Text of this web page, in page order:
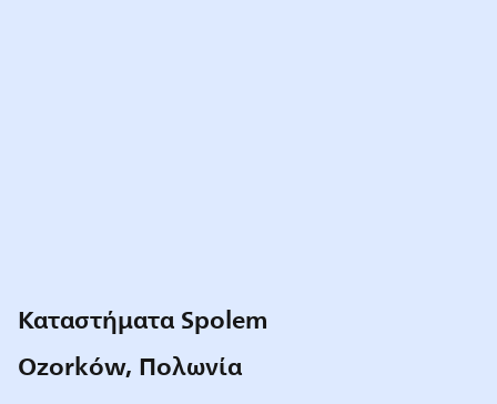
Καταστήματα Spolem
Ozorków, Πολωνία